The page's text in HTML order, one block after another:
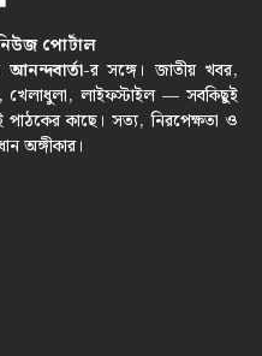
পোর্টাল
আনন্দবার্তা-র সঙ্গে। জাতীয় খবর,
খেলাধুলা, লাইফস্টাইল — সবকিছুই
কাছে। সত্য, নিরপেক্ষতা ও
অঙ্গীকার।